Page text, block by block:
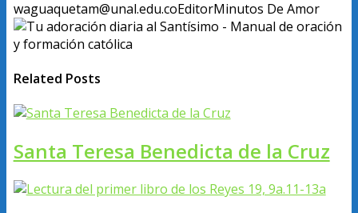
waguaquetam@unal.edu.coEditorMinutos De Amor
Related Posts
Santa Teresa Benedicta de la Cruz